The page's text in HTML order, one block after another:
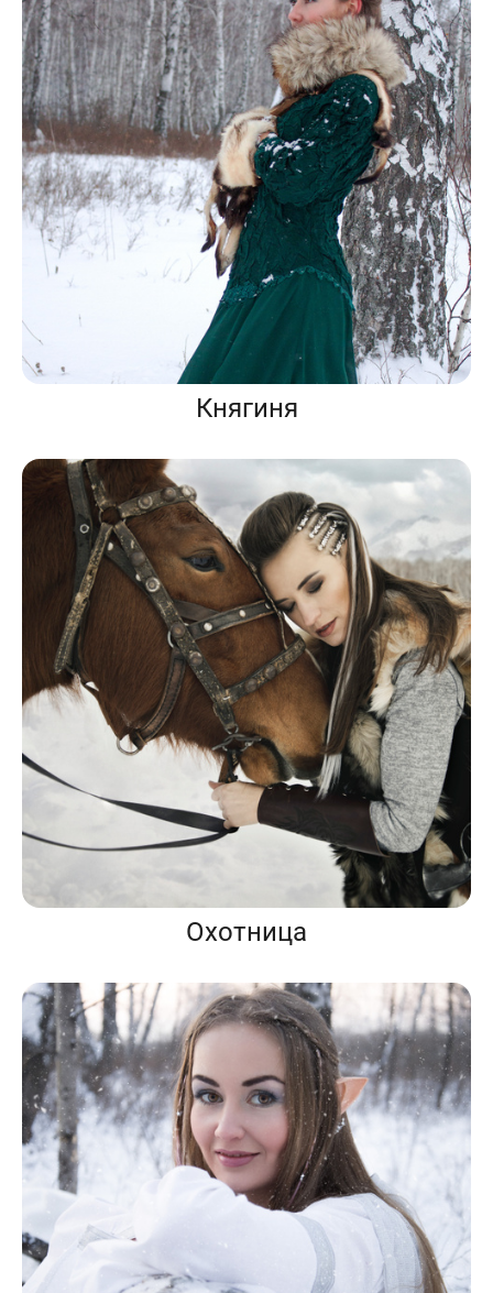
Княгиня
Охотница